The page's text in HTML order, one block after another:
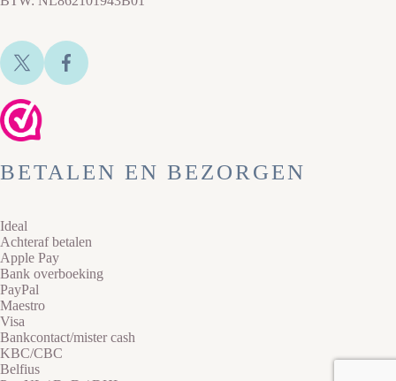
BETALEN EN BEZORGEN
Ideal
Achteraf betalen
Apple Pay
Bank overboeking
PayPal
Maestro
Visa
Bankcontact/mister cash
KBC/CBC
Belfius